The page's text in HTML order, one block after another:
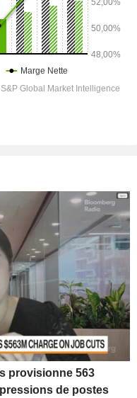
provisionne 563
de postes